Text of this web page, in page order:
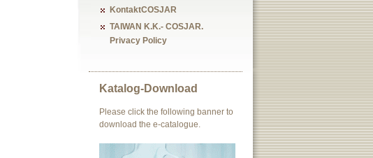
KontaktCOSJAR
TAIWAN K.K.- COSJAR.
Privacy Policy
Katalog-Download
Please click the following banner to
download the e-catalogue.